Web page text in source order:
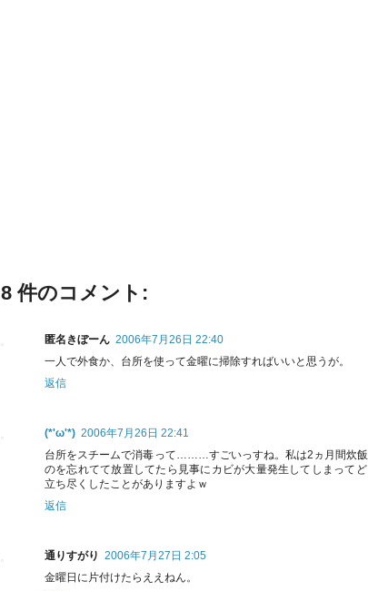
8 件のコメント:
匿名きぼーん 2006年7月26日 22:40
一人で外食か、台所を使って金曜に掃除すればいいと思うが。
返信
(*'ω'*) 2006年7月26日 22:41
台所をスチームで消毒って………すごいっすね。私は2ヵ月間炊
のを忘れてて放置してたら見事にカビが大量発生してしまって
立ち尽くしたことがありますよｗ
返信
通りすがり 2006年7月27日 2:05
金曜日に片付けたらええねん。